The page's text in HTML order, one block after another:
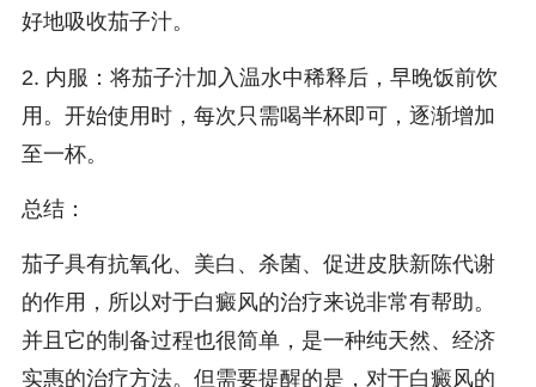
好地吸收茄子汁。
2. 内服：将茄子汁加入温水中稀释后，早晚饭前饮
用。开始使用时，每次只需喝半杯即可，逐渐增加
至一杯。
总结：
茄子具有抗氧化、美白、杀菌、促进皮肤新陈代谢
的作用，所以对于白癜风的治疗来说非常有帮助。
并且它的制备过程也很简单，是一种纯天然、经济
实惠的治疗方法。但需要提醒的是，对于白癜风的